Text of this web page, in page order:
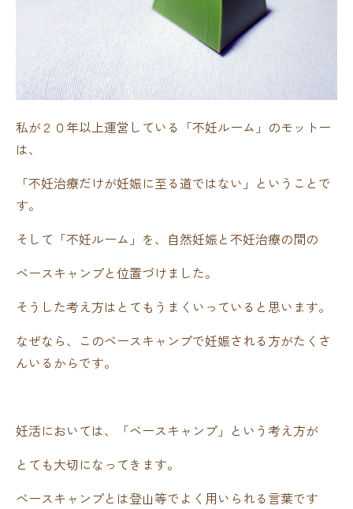
私が２０年以上運営している「不妊ルーム」のモットー
は、
「不妊治療だけが妊娠に至る道ではない」ということで
す。
そして「不妊ルーム」を、自然妊娠と不妊治療の間の
ベースキャンプと位置づけました。
そうした考え方はとてもうまくいっていると思います。
なぜなら、このベースキャンプで妊娠される方がたくさ
んいるからです。
妊活においては、「ベースキャンプ」という考え方が
とても大切になってきます。
ベースキャンプとは登山等でよく用いられる言葉です